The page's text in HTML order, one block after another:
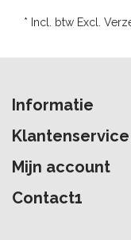
* Incl. btw Excl.
Informatie
Klantenservice
Mijn account
Contact1